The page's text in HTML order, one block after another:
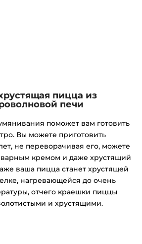
пицца из
печи
поможет вам готовить
Вы можете приготовить
не переворачивая его, можете
кремом и даже хрустящий
ваша пицца станет хрустящей
нагревающейся до очень
отчего краешки пиццы
и хрустящими.